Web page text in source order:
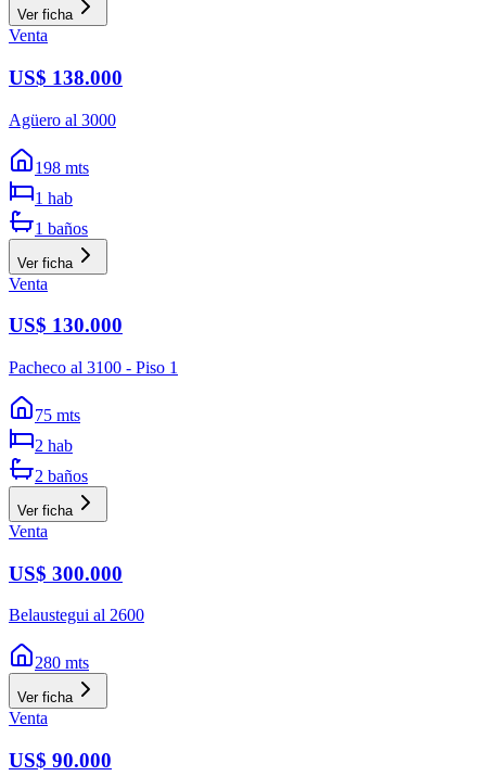
Ver ficha
Venta
US$ 138.000
Agüero al 3000
198 mts
1 hab
1 baños
Ver ficha
Venta
US$ 130.000
Pacheco al 3100 - Piso 1
75 mts
2 hab
2 baños
Ver ficha
Venta
US$ 300.000
Belaustegui al 2600
280 mts
Ver ficha
Venta
US$ 90.000